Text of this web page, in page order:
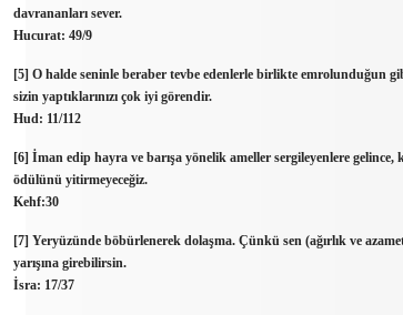
davrananları sever.
Hucurat: 49/9
[5] O halde seninle beraber tevbe edenlerle birlikte emrolunduğun
sizin yaptıklarınızı çok iyi görendir.
Hud: 11/112
[6] İman edip hayra ve barışa yönelik ameller sergileyenlere
ödülünü yitirmeyeceğiz.
Kehf:30
[7] Yeryüzünde böbürlenerek dolaşma. Çünkü sen (ağırlık ve
yarışına girebilirsin.
İsra: 17/37